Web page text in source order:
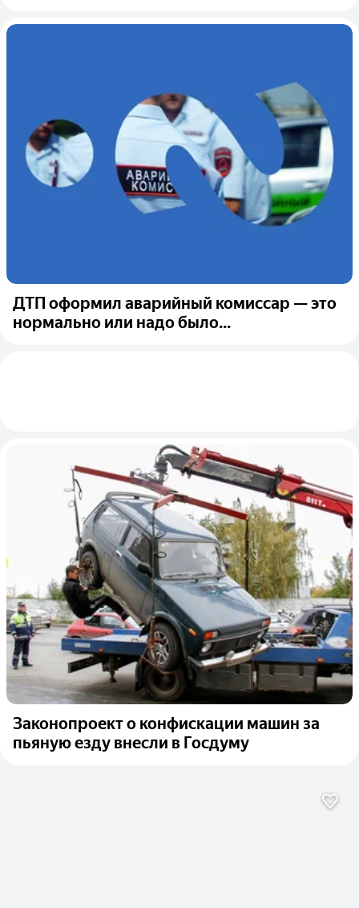
ДТП оформил аварийный комиссар — это
нормально или надо было...
Законопроект о конфискации машин за
пьяную езду внесли в Госдуму